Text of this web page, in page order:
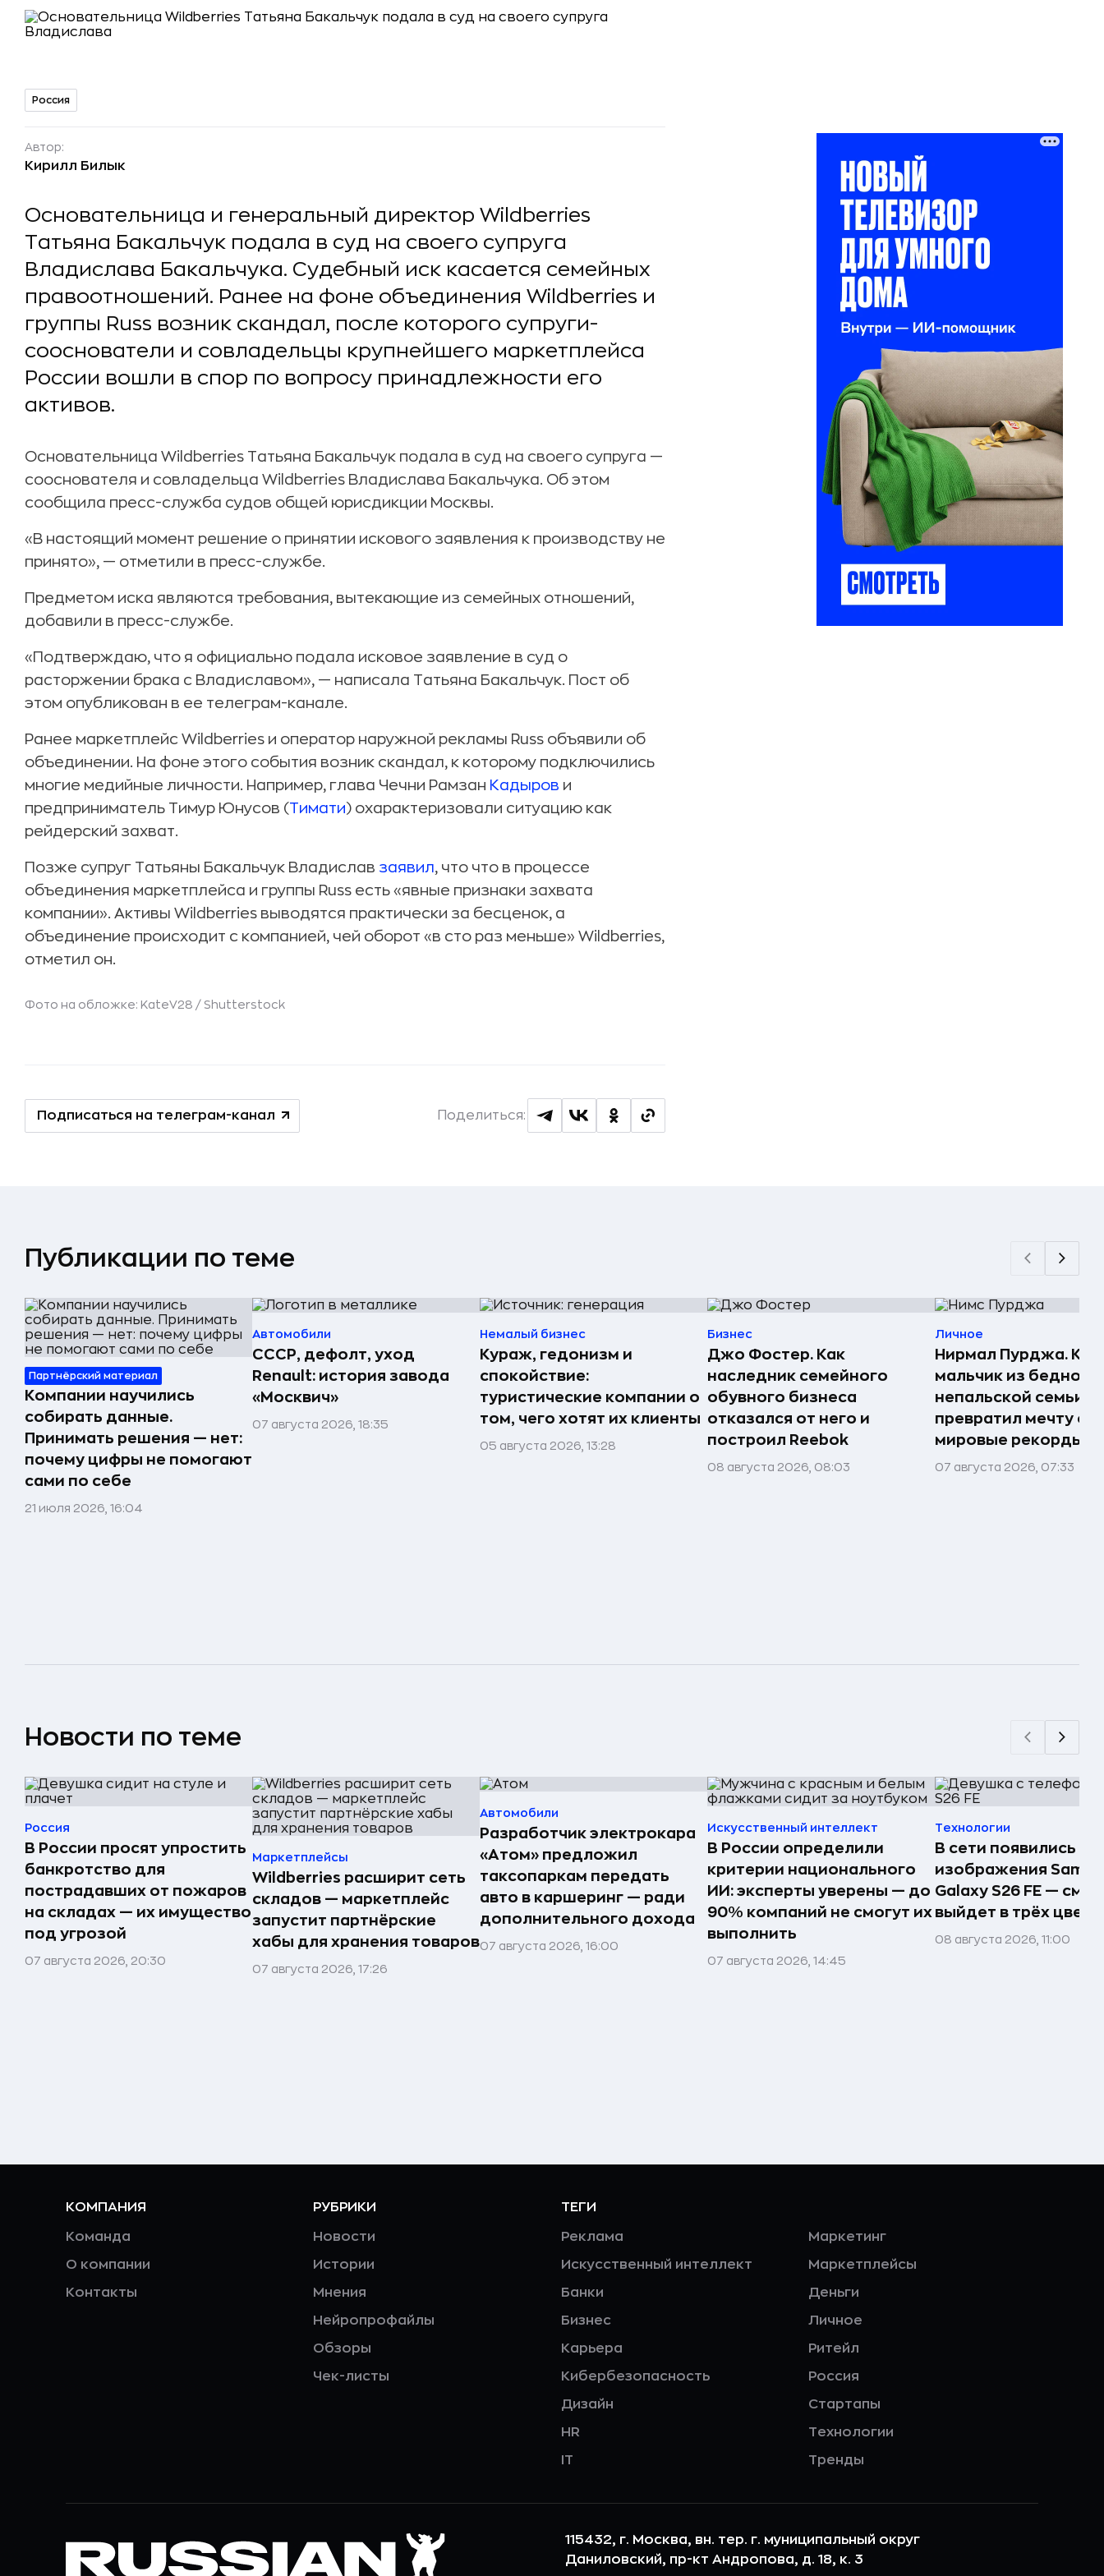
Россия
Автор:
Кирилл Билык
Основательница и генеральный директор Wildberries
Татьяна Бакальчук подала в суд на своего супруга
Владислава Бакальчука. Судебный иск касается семейных
правоотношений. Ранее на фоне объединения Wildberries и
группы Russ возник скандал, после которого супруги-
сооснователи и совладельцы крупнейшего маркетплейса
России вошли в спор по вопросу принадлежности его
активов.
Основательница Wildberries Татьяна Бакальчук подала в суд на своего супруга —
сооснователя и совладельца Wildberries Владислава Бакальчука. Об этом
сообщила пресс-служба судов общей юрисдикции Москвы.
«В настоящий момент решение о принятии искового заявления к производству не
принято», — отметили в пресс-службе.
Предметом иска являются требования, вытекающие из семейных отношений,
добавили в пресс-службе.
«Подтверждаю, что я официально подала исковое заявление в суд о
расторжении брака с Владиславом», — написала Татьяна Бакальчук. Пост об
этом опубликован в ее телеграм-канале.
Ранее маркетплейс Wildberries и оператор наружной рекламы Russ объявили об
объединении. На фоне этого события возник скандал, к которому подключились
многие медийные личности. Например, глава Чечни Рамзан Кадыров и
предприниматель Тимур Юнусов (Тимати) охарактеризовали ситуацию как
рейдерский захват.
Позже супруг Татьяны Бакальчук Владислав заявил, что что в процессе
объединения маркетплейса и группы Russ есть «явные признаки захвата
компании». Активы Wildberries выводятся практически за бесценок, а
объединение происходит с компанией, чей оборот «в сто раз меньше» Wildberries,
отметил он.
Фото на обложке: KateV28 / Shutterstock
Подписаться на телеграм-канал Поделиться:
Публикации по теме
Партнёрский материал
Компании научились
собирать данные.
Принимать решения — нет:
почему цифры не помогают
сами по себе
21 июля 2026, 16:04
Автомобили
СССР, дефолт, уход
Renault: история завода
«Москвич»
07 августа 2026, 18:35
Немалый бизнес
Кураж, гедонизм и
спокойствие:
туристические компании о
том, чего хотят их клиенты
05 августа 2026, 13:28
Бизнес
Джо Фостер. Как
наследник семейного
обувного бизнеса
отказался от него и
построил Reebok
08 августа 2026, 08:03
Личное
Нирмал Пурджа. Как
мальчик из бедной
непальской семьи
превратил мечту о
мировые рекорды и
07 августа 2026, 07:33
Новости по теме
Россия
В России просят упростить
банкротство для
пострадавших от пожаров
на складах — их имущество
под угрозой
07 августа 2026, 20:30
Маркетплейсы
Wildberries расширит сеть
складов — маркетплейс
запустит партнёрские
хабы для хранения товаров
07 августа 2026, 17:26
Автомобили
Разработчик электрокара
«Атом» предложил
таксопаркам передать
авто в каршеринг — ради
дополнительного дохода
07 августа 2026, 16:00
Искусственный интеллект
В России определили
критерии национального
ИИ: эксперты уверены — до
90% компаний не смогут их
выполнить
07 августа 2026, 14:45
Технологии
В сети появились
изображения
Galaxy S26 FE —
выйдет в трёх
08 августа 2026, 11:00
КОМПАНИЯ
Команда
О компании
Контакты
РУБРИКИ
Новости
Истории
Мнения
Нейропрофайлы
Обзоры
Чек-листы
ТЕГИ
Реклама
Искусственный интеллект
Банки
Бизнес
Карьера
Кибербезопасность
Дизайн
HR
IT
Маркетинг
Маркетплейсы
Деньги
Личное
Ритейл
Россия
Стартапы
Технологии
Тренды
115432, г. Москва, вн. тер. г. муниципальный округ
Даниловский, пр-кт Андропова, д. 18, к. 3